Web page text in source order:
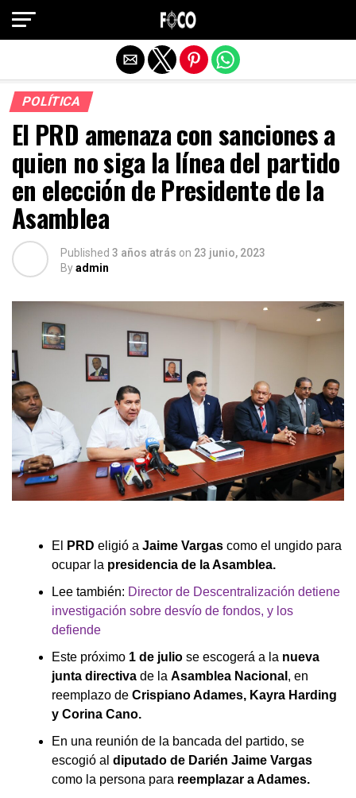
POLÍTICA
El PRD amenaza con sanciones a
quien no siga la línea del partido
en elección de Presidente de la
Asamblea
Published 3 años atrás on 23 junio, 2023
Byadmin
El PRD eligió a Jaime Vargas como el ungido para
ocupar la presidencia de la Asamblea.
Lee también: Director de Descentralización detiene
investigación sobre desvío de fondos, y los
defiende
Este próximo 1 de julio se escogerá a la nueva
junta directiva de la Asamblea Nacional , en
reemplazo de Crispiano Adames, Kayra Harding
y Corina Cano.
En una reunión de la bancada del partido, se
escogió al diputado de Darién Jaime Vargas
como la persona para reemplazar a Adames.
Salir de la versión móvil